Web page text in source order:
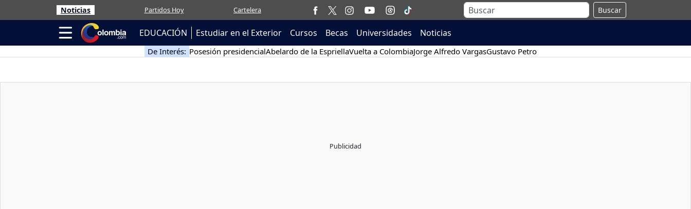
Noticias Partidos Hoy Cartelera Buscar
EDUCACIÓN Estudiar en el Exterior Cursos Becas Universidades Noticias
De Interés: Posesión presidencialAbelardo de la EspriellaVuelta a ColombiaJorge Alfredo VargasGustavo Petro